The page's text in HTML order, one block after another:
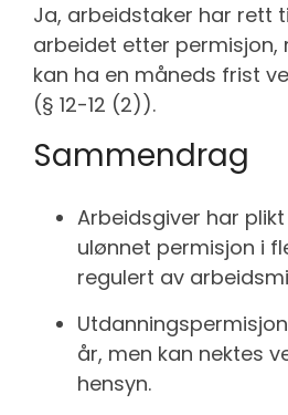
Ja, arbeidstaker har rett
arbeidet etter permisjon,
kan ha en måneds frist
(§ 12-12 (2)).
Sammendrag
Arbeidsgiver har
ulønnet permisjon i
regulert av
år, men kan nektes
hensyn.